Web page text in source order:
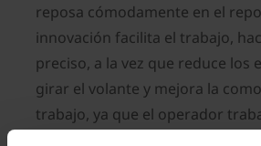
reposa cómodamente en el
innovación facilita el trabajo,
preciso, a la vez que reduce los
girar el volante y mejora la
trabajo, ya que el operador
mucho más relajada.